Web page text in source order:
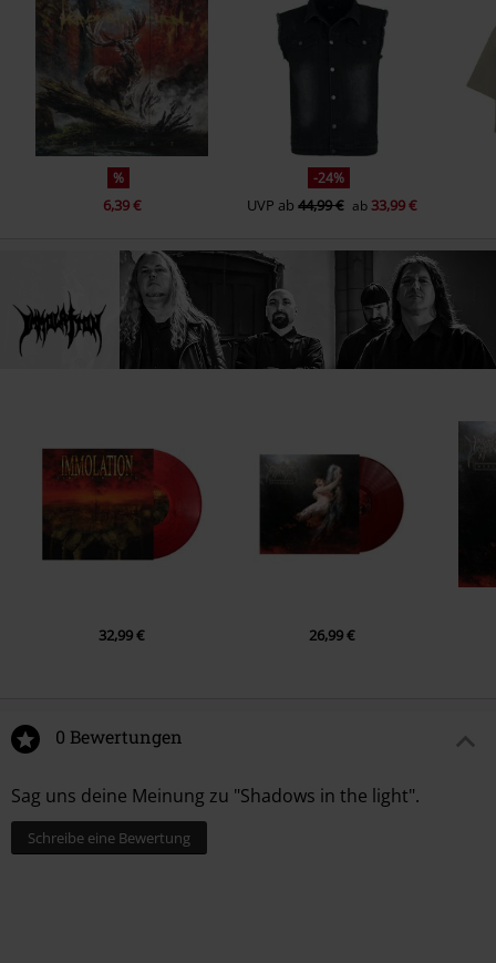
%
6,39 €
-24%
UVP ab44,99 € ab33,99 €
32,99 € 26,99 €
0 Bewertungen
Sag uns deine Meinung zu "Shadows in the light".
Schreibe eine Bewertung